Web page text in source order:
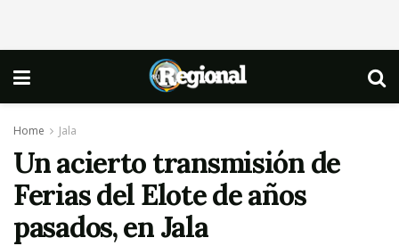
Home Jala
Un acierto transmisión de
Ferias del Elote de años
pasados, en Jala